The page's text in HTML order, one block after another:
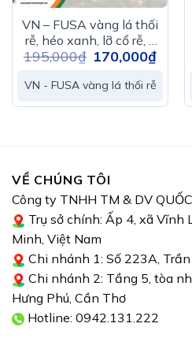
2 nhánh cây ở tầng lá phía
Sử dụng nấm
Bên cạnh đó, sản phẩm
sinh vật có ích cùng các
cấp.
Thành phần
Vi sinh tổng
số: Chaetomium spp.,
VN – FUSA vàng lá thối
rễ, héo xanh, lỡ cổ rễ, ủ
phân chuồng nhanh
195,000₫ Giá
gốc
195,000₫.
170,000₫Giá
VN - FUSA vàng lá thối rễ
VỀ CHÚNG TÔI
Công ty TNHH TM & DV
Trụ sở chính: Ấp 4, xã Vĩnh
Minh, Việt Nam
Chi nhánh 1: Số 223A,
Chi nhánh 2: Tầng 5, tòa
Hưng Phú, Cần Thơ
Hotline: 0942.131.222